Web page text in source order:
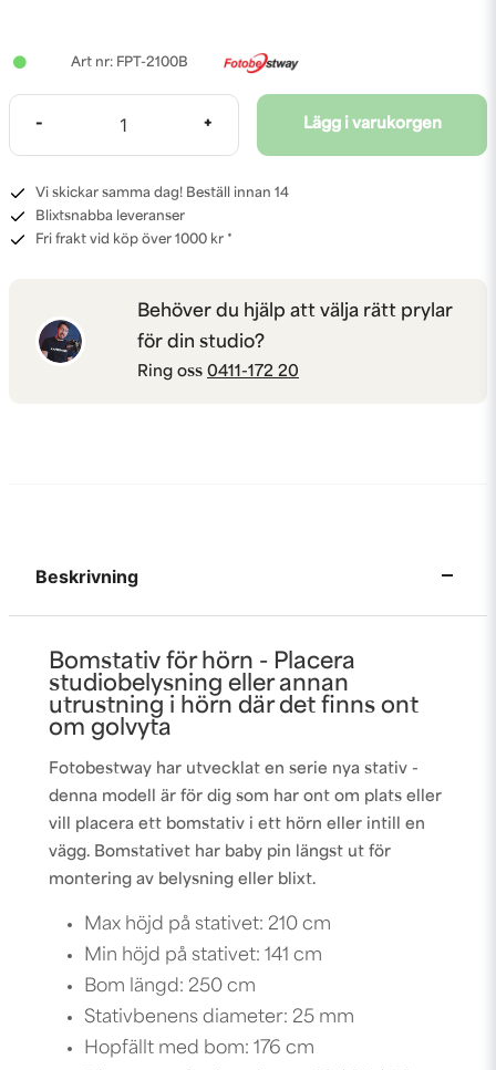
FPT-2100B
- + Lägg i varukorgen
Vi skickar samma dag! Beställ innan 14
Blixtsnabba leveranser
Fri frakt vid köp över 1000 kr *
Behöver du hjälp att välja rätt prylar
för din studio?
Ring oss 0411-172 20
Beskrivning
Bomstativ för hörn - Placera
studiobelysning eller annan
utrustning i hörn där det finns ont
om golvyta
Fotobestway har utvecklat en serie nya stativ -
denna modell är för dig som har ont om plats eller
vill placera ett bomstativ i ett hörn eller intill en
vägg. Bomstativet har baby pin längst ut för
montering av belysning eller blixt.
Max höjd på stativet: 210 cm
Min höjd på stativet: 141 cm
Bom längd: 250 cm
Stativbenens diameter: 25 mm
Hopfällt med bom: 176 cm